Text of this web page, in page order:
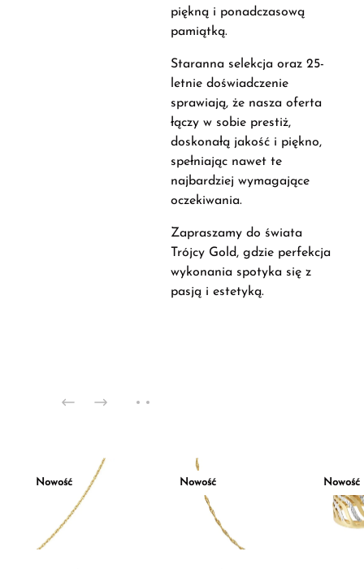
piękną i ponadczasową
pamiątką.
Staranna selekcja oraz 25-
letnie doświadczenie
sprawiają, że nasza oferta
łączy w sobie prestiż,
doskonałą jakość i piękno,
spełniając nawet te
najbardziej wymagające
oczekiwania.
Zapraszamy do świata
Trójcy Gold, gdzie perfekcja
wykonania spotyka się z
pasją i estetyką.
Nowość Nowość Nowość